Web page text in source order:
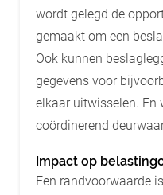
wordt gelegd de
gemaakt om een
Ook kunnen
gegevens voor
elkaar uitwisselen. En
coördinerend
Impact op
Een randvoorwaarde